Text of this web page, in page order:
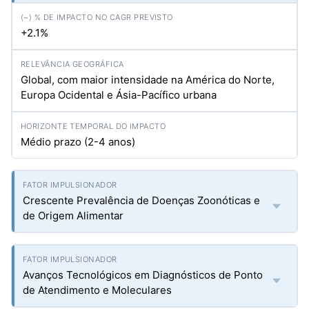
+2.1%
Global, com maior intensidade na América do Norte,
Europa Ocidental e Ásia-Pacífico urbana
Médio prazo (2-4 anos)
Crescente Prevalência de Doenças Zoonóticas e
de Origem Alimentar
Avanços Tecnológicos em Diagnósticos de Ponto
de Atendimento e Moleculares